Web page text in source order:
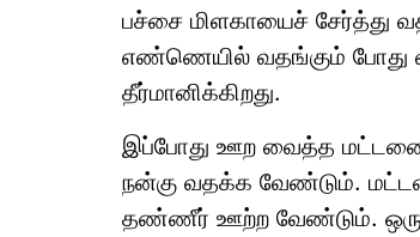
பச்சை மிளகாயைச் சேர்த்து
எண்ணெயில் வதங்கும் போது
தீர்மானிக்கிறது.
இப்போது ஊற வைத்த
நன்கு வதக்க வேண்டும். மட்டன்
தண்ணீர் ஊற்ற வேண்டும். ஒரு